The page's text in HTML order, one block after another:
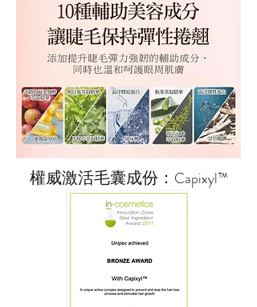
​權威激活毛囊成份： Capixyl™